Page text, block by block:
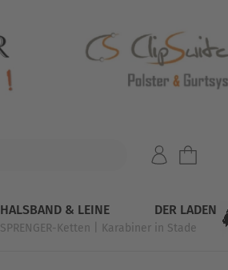
HALSBAND & LEINE
SPRENGER-Ketten | Karabiner
DER LADEN
in Stade